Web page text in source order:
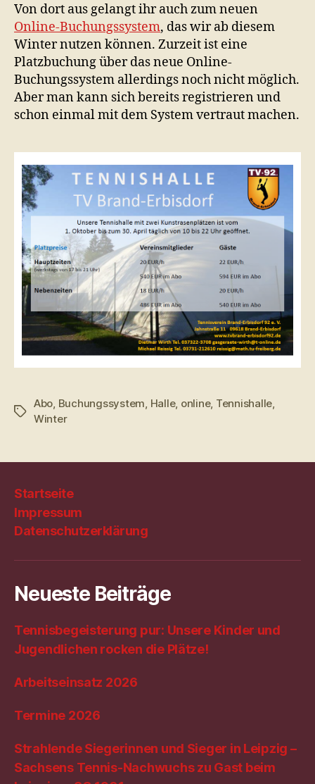
Von dort aus gelangt ihr auch zum neuen
Online-Buchungssystem, das wir ab diesem
Winter nutzen können. Zurzeit ist eine
Platzbuchung über das neue Online-
Buchungssystem allerdings noch nicht möglich.
Aber man kann sich bereits registrieren und
schon einmal mit dem System vertraut machen.
Schlagwörter
Abo Buchungssystem Halle, online, Tennishalle
Winter
Startseite
Impressum
Datenschutzerklärung
Neueste Beiträge
Tennisbegeisterung pur: Unsere Kinder und
Jugendlichen rocken die Plätze!
Arbeitseinsatz 2026
Termine 2026
Strahlende Siegerinnen und Sieger in Leipzig –
Sachsens Tennis-Nachwuchs zu Gast beim